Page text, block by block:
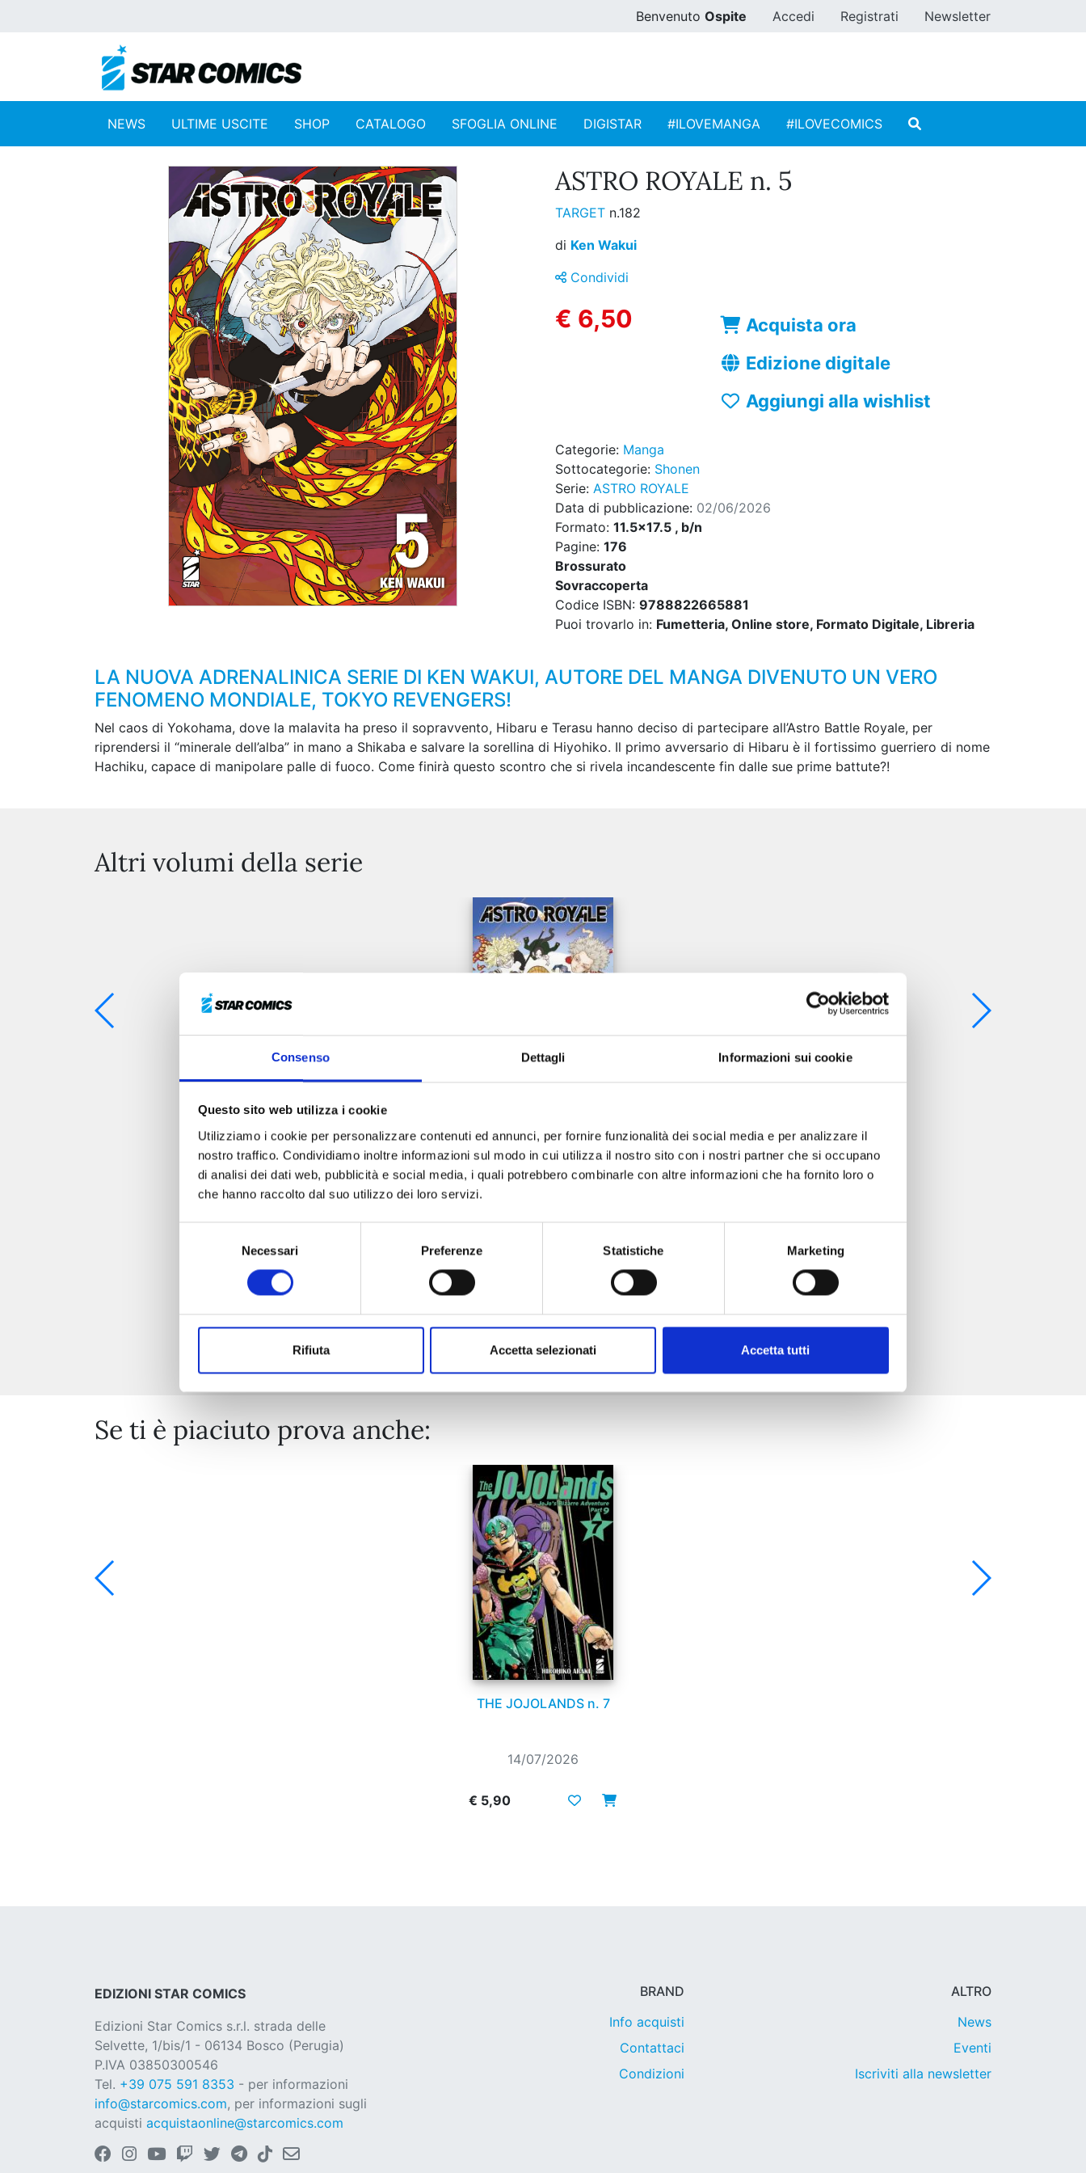
Consenso Dettagli Informazioni sui cookie
Questo sito web utilizza i cookie
Utilizziamo i cookie per personalizzare contenuti ed annunci, per fornire funzionalità dei social media e per analizzare il
nostro traffico. Condividiamo inoltre informazioni sul modo in cui utilizza il nostro sito con i nostri partner che si occupano
di analisi dei dati web, pubblicità e social media, i quali potrebbero combinarle con altre informazioni che ha fornito loro o
che hanno raccolto dal suo utilizzo dei loro servizi.
Necessari Preferenze Statistiche Marketing
Rifiuta Accetta selezionati Accetta tutti
Benvenuto Ospite Accedi Registrati Newsletter
NEWS ULTIME USCITE SHOP CATALOGO SFOGLIA ONLINE DIGISTAR #ILOVEMANGA #ILOVECOMICS
ASTRO ROYALE n. 5
TARGET n.182
di Ken Wakui
Condividi
€ 6,50
Acquista ora
Edizione digitale
Aggiungi alla wishlist
Categorie: Manga
Sottocategorie: Shonen
Serie: ASTRO ROYALE
Data di pubblicazione: 02/06/2026
Formato: 11.5x17.5 , b/n
Pagine: 176
Brossurato
Sovraccoperta
Codice ISBN: 9788822665881
Puoi trovarlo in: Fumetteria, Online store, Formato Digitale, Libreria
LA NUOVA ADRENALINICA SERIE DI KEN WAKUI, AUTORE DEL MANGA DIVENUTO UN VERO
FENOMENO MONDIALE, TOKYO REVENGERS!
Nel caos di Yokohama, dove la malavita ha preso il sopravvento, Hibaru e Terasu hanno deciso di partecipare all’Astro Battle Royale, per
riprendersi il “minerale dell’alba” in mano a Shikaba e salvare la sorellina di Hiyohiko. Il primo avversario di Hibaru è il fortissimo guerriero di nome
Hachiku, capace di manipolare palle di fuoco. Come finirà questo scontro che si rivela incandescente fin dalle sue prime battute?!
Altri volumi della serie
ASTRO ROYALE n. 6
Mostra tutto
Se ti è piaciuto prova anche:
THE JOJOLANDS n. 7
14/07/2026
€ 5,90
EDIZIONI STAR COMICS
Edizioni Star Comics s.r.l. strada delle
Selvette, 1/bis/1 - 06134 Bosco (Perugia)
P.IVA 03850300546
Tel. +39 075 591 8353 - per informazioni
info@starcomics.com, per informazioni sugli
acquisti acquistaonline@starcomics.com
BRAND
Info acquisti
Contattaci
Condizioni
ALTRO
News
Eventi
Iscriviti alla newsletter